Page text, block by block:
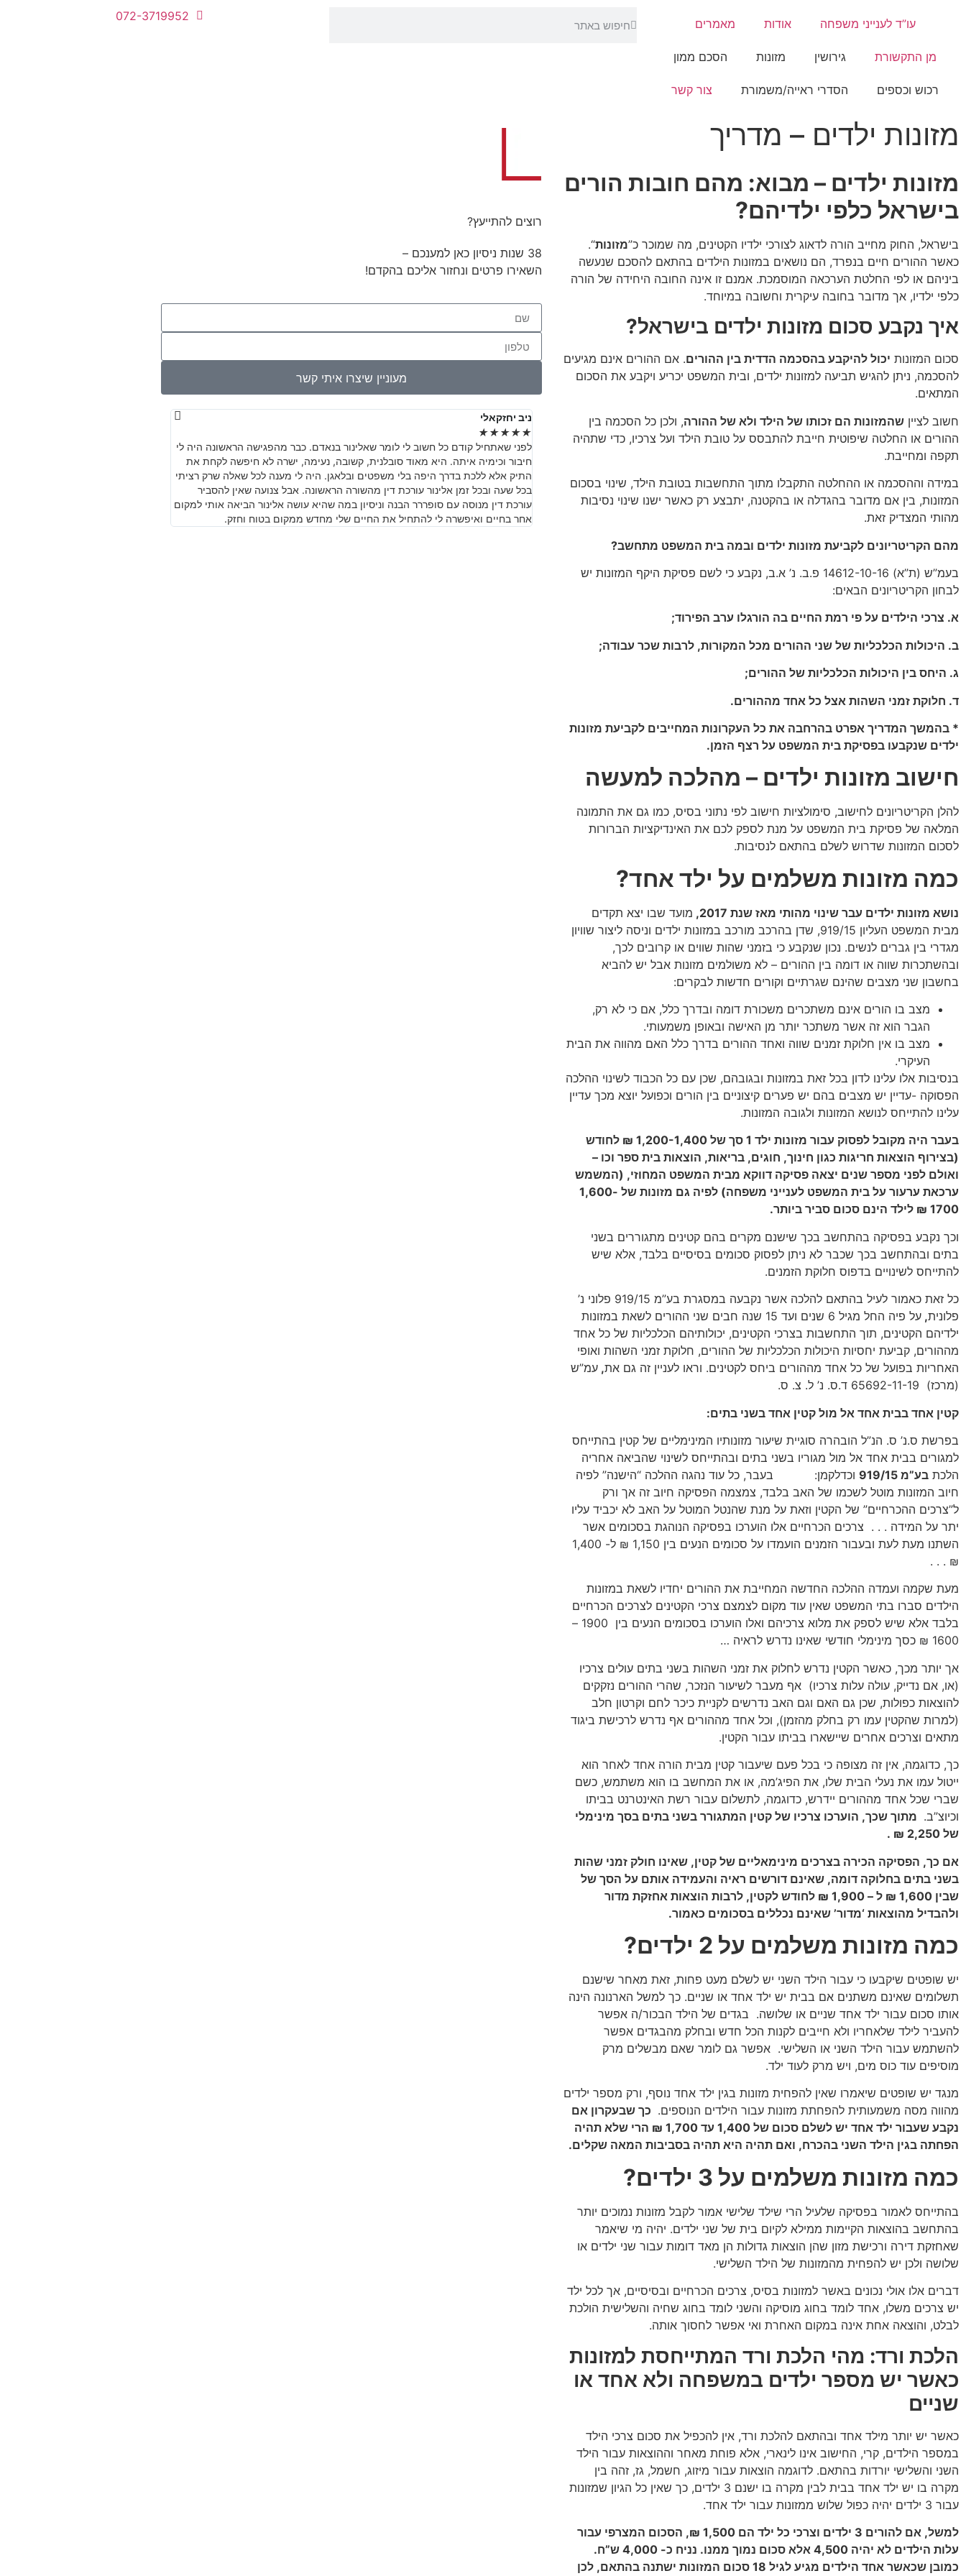
עו”ד לענייני משפחה אודות מאמרים
מן התקשורת גירושין מזונות הסכם ממון
רכוש וכספים הסדרי ראייה/משמורת צור קשר
072-3719952
מזונות ילדים – מדריך
מזונות ילדים – מבוא: מהם חובות הורים
בישראל כלפי ילדיהם?
בישראל, החוק מחייב הורה לדאוג לצורכי ילדיו הקטינים, מה שמוכר כ”מזונות“.
כאשר ההורים חיים בנפרד, הם נושאים במזונות הילדים בהתאם להסכם שנעשה
ביניהם או לפי החלטת הערכאה המוסמכת. אמנם זו אינה החובה היחידה של הורה
כלפי ילדיו, אך מדובר בחובה עיקרית וחשובה במיוחד.
איך נקבע סכום מזונות ילדים בישראל?
סכום המזונות יכול להיקבע בהסכמה הדדית בין ההורים. אם ההורים אינם מגיעים
להסכמה, ניתן להגיש תביעה למזונות ילדים, ובית המשפט יכריע ויקבע את הסכום
המתאים.
חשוב לציין שהמזונות הם זכותו של הילד ולא של ההורה, ולכן כל הסכמה בין
ההורים או החלטה שיפוטית חייבת להתבסס על טובת הילד ועל צרכיו, כדי שתהיה
תקפה ומחייבת.
במידה וההסכמה או ההחלטה התקבלו מתוך התחשבות בטובת הילד, שינוי בסכום
המזונות, בין אם מדובר בהגדלה או בהקטנה, יתבצע רק כאשר ישנו שינוי נסיבות
מהותי המצדיק זאת.
מהם הקריטריונים לקביעת מזונות ילדים ובמה בית המשפט מתחשב?
בעמ”ש (ת”א) 14612-10-16 פ.ב. נ’ א.ב, נקבע כי לשם פסיקת היקף המזונות יש
לבחון הקריטריונים הבאים:
א. צרכי הילדים על פי רמת החיים בה הורגלו ערב הפירוד;
ב. היכולות הכלכליות של שני ההורים מכל המקורות, לרבות שכר עבודה;
ג. היחס בין היכולות הכלכליות של ההורים;
ד. חלוקת זמני השהות אצל כל אחד מההורים.
* בהמשך המדריך אפרט בהרחבה את כל העקרונות המחייבים לקביעת מזונות
ילדים שנקבעו בפסיקת בית המשפט על רצף הזמן.
חישוב מזונות ילדים – מהלכה למעשה
להלן הקריטריונים לחישוב, סימולציות חישוב לפי נתוני בסיס, כמו גם את התמונה
המלאה של פסיקת בית המשפט על מנת לספק לכם את האינדיקציות הברורות
לסכום המזונות שדרוש לשלם בהתאם לנסיבות.
כמה מזונות משלמים על ילד אחד?
נושא מזונות ילדים עבר שינוי מהותי מאז שנת 2017,
מועד שבו יצא תקדים
מבית המשפט העליון 919/15, שדן בהרכב מורכב במזונות ילדים וניסה ליצור שוויון
מגדרי בין גברים לנשים. נכון שנקבע כי בזמני שהות שווים או קרובים לכך,
ובהשתכרות שווה או דומה בין ההורים – לא משולמים מזונות אבל יש להביא
בחשבון שני מצבים שהינם שגרתיים וקורים חדשות לבקרים:
מצב בו הורים אינם משתכרים משכורת דומה ובדרך כלל, אם כי לא רק,
הגבר הוא זה אשר משתכר יותר מן האישה ובאופן משמעותי.
מצב בו אין חלוקת זמנים שווה ואחד ההורים בדרך כלל האם מהווה את הבית
העיקרי.
בנסיבות אלו עלינו לדון בכל זאת במזונות ובגובהם, שכן עם כל הכבוד לשינוי ההלכה
הפסוקה -עדיין יש מצבים בהם יש פערים קיצוניים בין הורים וכפועל יוצא מכך עדיין
עלינו להתייחס לנושא המזונות ולגובה המזונות.
בעבר היה מקובל לפסוק עבור מזונות ילד 1 סך של 1,200-1,400 ₪ לחודש
(בצירוף הוצאות חריגות כגון חינוך, חוגים, בריאות, הוצאות בית ספר וכו –
ואולם לפני מספר שנים יצאה פסיקה דווקא מבית המשפט המחוזי, (המשמש
ערכאת ערעור על בית המשפט לענייני משפחה) לפיה גם מזונות של 1,600-
1700 ₪ לילד הינם סכום סביר ביותר.
וכך נקבע בפסיקה בהתחשב בכך שישנם מקרים בהם קטינים מתגוררים בשני
בתים ובהתחשב בכך שכבר לא ניתן לפסוק סכומים בסיסיים בלבד, אלא שיש
להתייחס לשינויים בדפוס חלוקת הזמנים.
כל זאת כאמור לעיל בהתאם להלכה אשר נקבעה במסגרת בע”מ 919/15 פלוני נ’
פלונית,
על פיה החל מגיל 6 שנים ועד 15 שנה חבים שני ההורים לשאת במזונות
ילדיהם הקטינים, תוך התחשבות בצרכי הקטינים, יכולותיהם הכלכליות של כל אחד
מההורים, קביעת יחסיות היכולות הכלכליות של ההורים, חלוקת זמני השהות ואופי
האחריות בפועל של כל אחד מההורים ביחס לקטינים. וראו לעניין זה גם את, עמ”ש
(מרכז) 65692-11-19 ד.ס. נ’ ל. צ. ס.
קטין אחד בבית אחד אל מול קטין אחד בשני בתים:
בפרשת ס.נ’ ס. הנ”ל הובהרה סוגיית שיעור מזונותיו המינימליים של קטין בהתייחס
למגורים בבית אחד אל מול מגוריו בשני בתים ובהתייחס לשינוי שהביאה אחריה
הלכת בע”מ 919/15 וכדלקמן:
בעבר, כל עוד נהגה ההלכה “הישנה” לפיה
חיוב המזונות מוטל לשכמו של האב בלבד, צמצמה הפסיקה חיוב זה אך ורק
ל”צרכים ההכרחיים” של הקטין וזאת על מנת שהנטל המוטל על האב לא יכביד עליו
יתר על המידה . . . צרכים הכרחיים אלו הוערכו בפסיקה הנוהגת בסכומים אשר
השתנו מעת לעת ובעבור הזמנים הועמדו על סכומים הנעים בין 1,150 ₪ ל- 1,400
₪ . . .
מעת שקמה ועמדה ההלכה החדשה המחייבת את ההורים יחדיו לשאת במזונות
הילדים סברו בתי המשפט שאין עוד מקום לצמצם צרכי הקטינים לצרכים הכרחיים
בלבד אלא שיש לספק את מלוא צרכיהם ואלו הוערכו בסכומים הנעים בין 1900 –
1600 ₪ כסך מינימלי חודשי שאינו נדרש לראיה …
אך יותר מכך, כאשר הקטין נדרש לחלוק את זמני השהות בשני בתים עולים צרכיו
(או, אם נדייק, עולה עלות צרכיו) אף מעבר לשיעור הנזכר, שהרי ההורים נזקקים
להוצאות כפולות, שכן גם האם וגם האב נדרשים לקניית כיכר לחם וקרטון חלב
(למרות שהקטין עמו רק בחלק מהזמן), וכל אחד מההורים אף נדרש לרכישת ביגוד
מתאים וצרכים אחרים שיישארו בביתו עבור הקטין.
כך, כדוגמה, אין זה מצופה כי בכל פעם שיעבור קטין מבית הורה אחד לאחר הוא
ייטול עמו את נעלי הבית שלו, את הפיג’מה, או את המחשב בו הוא משתמש, כשם
שברי שכל אחד מההורים יידרש, כדוגמה, לתשלום עבור רשת האינטרנט בביתו
וכיוצ”ב. מתוך שכך, הוערכו צרכיו של קטין המתגורר בשני בתים בסך מינימלי
של 2,250 ₪ .
אם כך, הפסיקה הכירה בצרכים מינימאליים של קטין, שאינו חולק זמני שהות
בשני בתים בחלוקה דומה, שאינם דורשים ראיה והעמידה אותם על הסך של
שבין 1,600 ₪ ל – 1,900 ₪ לחודש לקטין, לרבות הוצאות אחזקת מדור
ולהבדיל מהוצאות ‘מדור’ שאינם נכללים בסכומים כאמור.
כמה מזונות משלמים על 2 ילדים?
יש שופטים שיקבעו כי עבור הילד השני יש לשלם מעט פחות, זאת מאחר שישנם
תשלומים שאינם משתנים אם בבית יש ילד אחד או שניים. כך למשל הארנונה הינה
אותו סכום עבור ילד אחד שניים או שלושה. בגדים של הילד הבכור/ה אפשר
להעביר לילד שלאחריו ולא חייבים לקנות הכל חדש ובחלק מהבגדים אפשר
להשתמש עבור הילד השני או השלישי. אפשר גם לומר שאם מבשלים מרק
מוסיפים עוד כוס מים, ויש מרק לעוד ילד.
מנגד יש שופטים שיאמרו שאין להפחית מזונות בגין ילד אחד נוסף, ורק מספר ילדים
מהווה מסה משמעותית להפחתת מזונות עבור הילדים הנוספים. כך שבעקרון אם
נקבע שעבור ילד אחד יש לשלם סכום של 1,400 עד 1,700 ₪ הרי שלא תהיה
הפחתה בגין הילד השני בהכרח, ואם תהיה היא תהיה בסביבות המאה שקלים.
כמה מזונות משלמים על 3 ילדים?
בהתייחס לאמור בפסיקה שלעיל הרי שילד שלישי אמור לקבל מזונות נמוכים יותר
בהתחשב בהוצאות הקיימות ממילא לקיום בית של שני ילדים. יהיה מי שיאמר
שאחזקת דירה ורכישת מזון שהן הוצאות גדולות הן מאד דומות עבור שני ילדים או
שלושה ולכן יש להפחית מהמזונות של הילד השלישי.
דברים אלו אולי נכונים באשר למזונות בסיס, צרכים הכרחיים ובסיסיים, אך לכל ילד
יש צרכים משלו, אחד לומד בחוג מוסיקה והשני לומד בחוג שחיה והשלישית הולכת
לבלט, והוצאה אחת אינה במקום האחרת ואי אפשר לחסוך אותה.
הלכת ורד: מהי הלכת ורד המתייחסת למזונות
כאשר יש מספר ילדים במשפחה ולא אחד או
שניים
כאשר יש יותר מילד אחד ובהתאם להלכת ורד, אין להכפיל את סכום צרכי הילד
במספר הילדים, קרי, החישוב אינו לינארי, אלא פוחת מאחר וההוצאות עבור הילד
השני והשלישי יורדות בהתאם. לדוגמה הוצאות עבור מיזוג, חשמל, גז, זהה בין
מקרה בו יש ילד אחד בבית לבין מקרה בו ישנם 3 ילדים, כך שאין כל הגיון שמזונות
עבור 3 ילדים יהיה כפול שלוש ממזונות עבור ילד אחד.
למשל, אם להורים 3 ילדים וצרכי כל ילד הם 1,500 ₪, הסכום המצרפי עבור
עלות הילדים לא יהיה 4,500 אלא סכום נמוך ממנו. נניח כ- 4,000 ש”ח.
כמובן שכאשר אחד הילדים מגיע לגיל 18 סכום המזונות ישתנה בהתאם, לכן
רוצים להתייעץ?
38 שנות ניסיון כאן למענכם –
השאירו פרטים ונחזור אליכם בהקדם!
מעוניין שיצרו איתי קשר
ניב יחזקאלי
★
★
★
★
★
לפני שאתחיל קודם כל חשוב לי לומר שאלינור בנאדם. כבר מהפגישה הראשונה היה לי
חיבור וכימיה איתה. היא מאוד סובלנית, קשובה, נעימה, ישרה לא חיפשה לקחת את
התיק אלא ללכת בדרך היפה בלי משפטים ובלאגן. היה לי מענה לכל שאלה שרק רציתי
בכל שעה ובכל זמן אלינור עורכת דין מהשורה הראשונה. אבל צנועה שאין להסביר
עורכת דין מנוסה עם סופררר הבנה וניסיון במה שהיא עושה אלינור הביאה אותי למקום
אחר בחיים ואיפשרה לי להתחיל את החיים שלי מחדש ממקום בטוח וחזק.